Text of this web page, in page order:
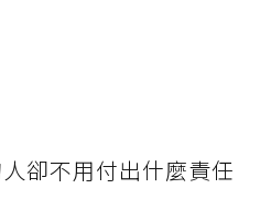
卻不用付出什麼責任